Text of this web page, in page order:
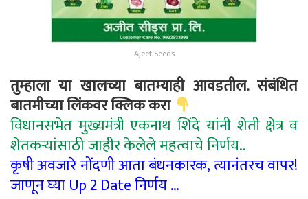
Ajeet Seeds
तुम्हाला या खालच्या बातम्याही आवडतील. संबंधित
बातमीच्या लिंकवर क्लिक करा
विधानसभेत मुख्यमंत्री एकनाथ शिंदे यांनी शेती क्षेत्र व
शेतकऱ्यांसाठी जाहीर केलेले महत्वाचे निर्णय..
कृषी अवजारे नोंदणी आता बंधनकारक, त्यानंतरच वापर!
जाणून घ्या Up 2 Date निर्णय …